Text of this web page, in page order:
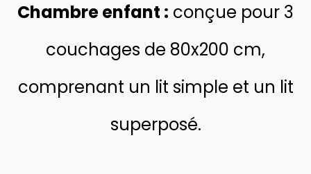
Chambre enfant : conçue pour 3
couchages de 80x200 cm,
comprenant un lit simple et un lit
superposé.